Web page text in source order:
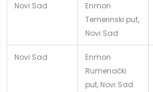
Novi Sad
Enmon
Temerinski put,
Novi Sad
Novi Sad
Enmon
Rumenački
put, Novi Sad